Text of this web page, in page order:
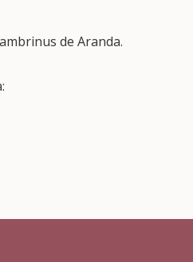
de Aranda.